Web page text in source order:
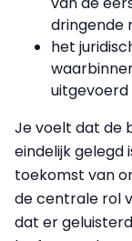
dringende
het
uitgevoerd
Je voelt dat de
eindelijk gelegd
toekomst van
de centrale rol
dat er